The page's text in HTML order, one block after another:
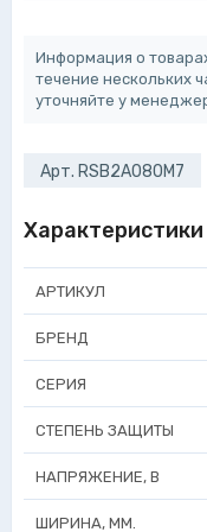
Информация о
течение нескольких
уточняйте у
Арт. RSB2A080M7
Характеристики
АРТИКУЛ
БРЕНД
СЕРИЯ
СТЕПЕНЬ ЗАЩИТЫ
НАПРЯЖЕНИЕ, В
ШИРИНА, ММ.